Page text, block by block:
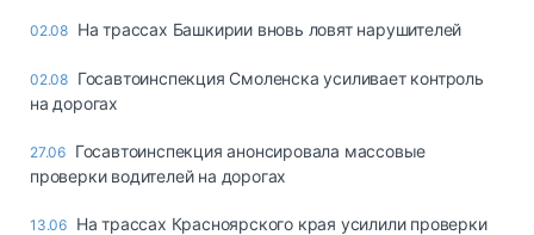
02.08 На трассах Башкирии вновь ловят нарушителей
02.08 Госавтоинспекция Смоленска усиливает контроль
на дорогах
27.06 Госавтоинспекция анонсировала массовые
проверки водителей на дорогах
13.06 На трассах Красноярского края усилили проверки